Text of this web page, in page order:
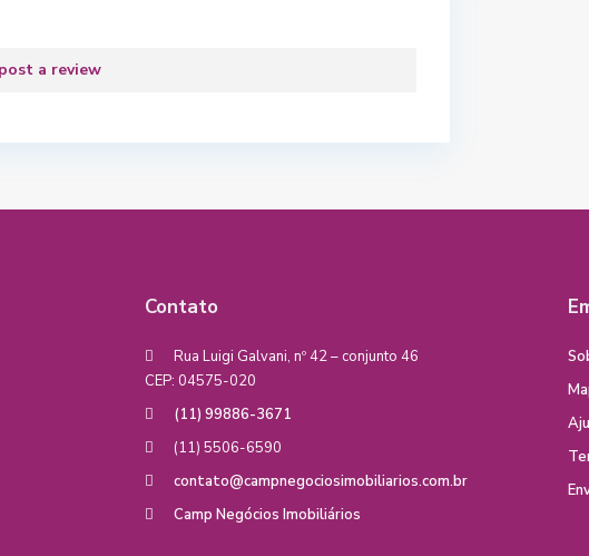
a review
Contato
Rua Luigi Galvani, nº 42 – conjunto 46
CEP: 04575-020
(11) 99886-3671
(11) 5506-6590
contato@campnegociosimobiliarios.com.br
Camp Negócios Imobiliários